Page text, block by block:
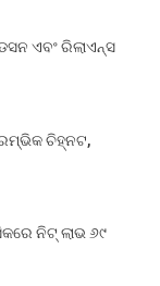
ଏବଂ ରିଲାଏନ୍ସ
ଚିହ୍ନଟ,
ନିଟ୍ ଲାଭ ୬୯